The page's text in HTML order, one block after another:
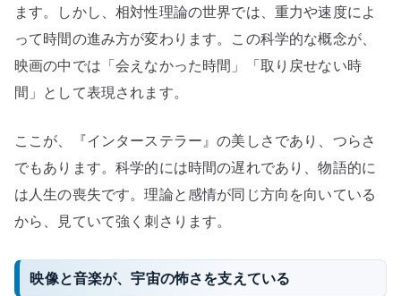
ます。しかし、相対性理論の世界では、重力や速度によ
って時間の進み方が変わります。この科学的な概念が、
映画の中では「会えなかった時間」「取り戻せない時
間」として表現されます。
ここが、『インターステラー』の美しさであり、つらさ
でもあります。科学的には時間の遅れであり、物語的に
は人生の喪失です。理論と感情が同じ方向を向いている
から、見ていて強く刺さります。
映像と音楽が、宇宙の怖さを支えている